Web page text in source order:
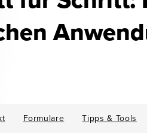
Formulare Tipps & Tools